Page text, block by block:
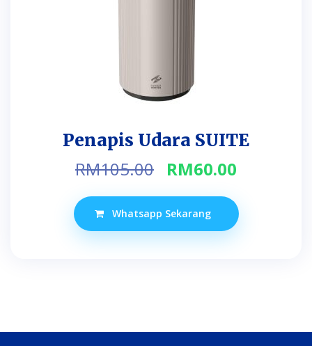
Penapis Udara SUITE
RM105.00 Original
was:
RM105.00.
RM60.00
is:
RM60.00.
Whatsapp Sekarang